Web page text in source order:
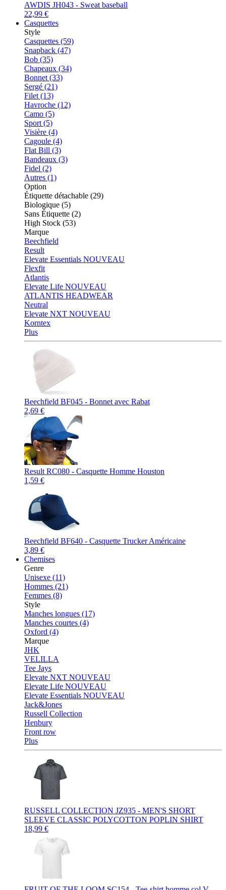
AWDIS JH043 - Sweat baseball
22,99 €
Casquettes
Style
Casquettes (59)
Snapback (47)
Bob (35)
Chapeaux (34)
Bonnet (33)
Sergé (21)
Filet (13)
Havroche (12)
Camo (5)
Sport (5)
Visière (4)
Cagoule (4)
Flat Bill (3)
Bandeaux (3)
Fidel (2)
Autres (1)
Option
Étiquette détachable (29)
Biologique (5)
Sans Étiquette (2)
High Stock (53)
Marque
Beechfield
Result
Elevate Essentials NOUVEAU
Flexfit
Atlantis
Elevate Life NOUVEAU
ATLANTIS HEADWEAR
Neutral
Elevate NXT NOUVEAU
Korntex
Plus
Beechfield BF045 - Bonnet avec Rabat
2,69 €
Result RC080 - Casquette Homme Houston
1,59 €
Beechfield BF640 - Casquette Trucker Américaine
3,89 €
Chemises
Genre
Unisexe (11)
Hommes (21)
Femmes (8)
Style
Manches longues (17)
Manches courtes (4)
Oxford (4)
Marque
JHK
VELILLA
Tee Jays
Elevate NXT NOUVEAU
Elevate Life NOUVEAU
Elevate Essentials NOUVEAU
Jack&Jones
Russell Collection
Henbury
Front row
Plus
RUSSELL COLLECTION JZ935 - MEN'S SHORT
SLEEVE CLASSIC POLYCOTTON POPLIN SHIRT
18,99 €